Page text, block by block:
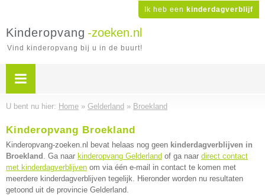
Ik heb een kinderdagverblijf
Kinderopvang -zoeken.nl
Vind kinderopvang bij u in de buurt!
U bent nu hier: Home » Gelderland » Broekland
Kinderopvang Broekland
Kinderopvang-zoeken.nl bevat helaas nog geen kinderdagverblijven in
Broekland . Ga naar kinderopvang Gelderland of ga naar direct contact
met kinderdagverblijven om via één e-mail in contact te komen met
meerdere kinderdagverblijven tegelijk. Hieronder worden nu resultaten
getoond uit de provincie Gelderland.